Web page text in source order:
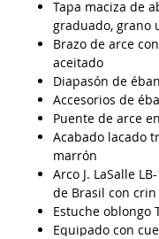
Tapa maciza de
graduado, grano
Brazo de arce
aceitado
Diapasón de
Accesorios de
Puente de arce
Acabado lacado
marrón
Arco J. LaSalle
de Brasil con
Estuche oblongo
Equipado con